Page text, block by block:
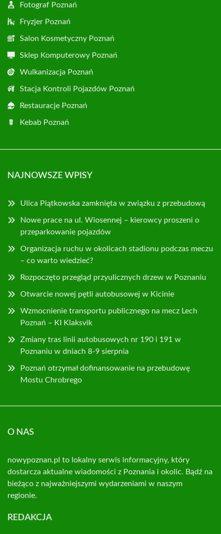
Fotograf Poznań
Fryzjer Poznań
Salon Kosmetyczny Poznań
Sklep Komputerowy Poznań
Wulkanizacja Poznań
Stacja Kontroli Pojazdów Poznań
Restauracje Poznań
Kebab Poznań
NAJNOWSZE WPISY
Ulica Piątkowska zamknięta w związku z przebudową
Nowe prace na ul. Wiosennej – kierowcy proszeni o
przeparkowanie pojazdów
Organizacja ruchu w okolicach stadionu podczas meczu
– co warto wiedzieć?
Rozpoczęto przegląd przyulicznych drzew w Poznaniu
Otwarcie nowej pętli autobusowej w Kicinie
Wzmocnienie transportu publicznego na mecz Lech
Poznań – KI Klaksvik
Zmiany tras linii autobusowych nr 190 i 191 w
Poznaniu w dniach 8-9 sierpnia
Poznań otrzymał dofinansowanie na przebudowę
Mostu Chrobrego
O NAS
nowypoznan.pl to lokalny serwis informacyjny, który
dostarcza aktualne wiadomości z Poznania i okolic. Bądź na
bieżąco z najważniejszymi wydarzeniami w naszym
regionie.
REDAKCJA